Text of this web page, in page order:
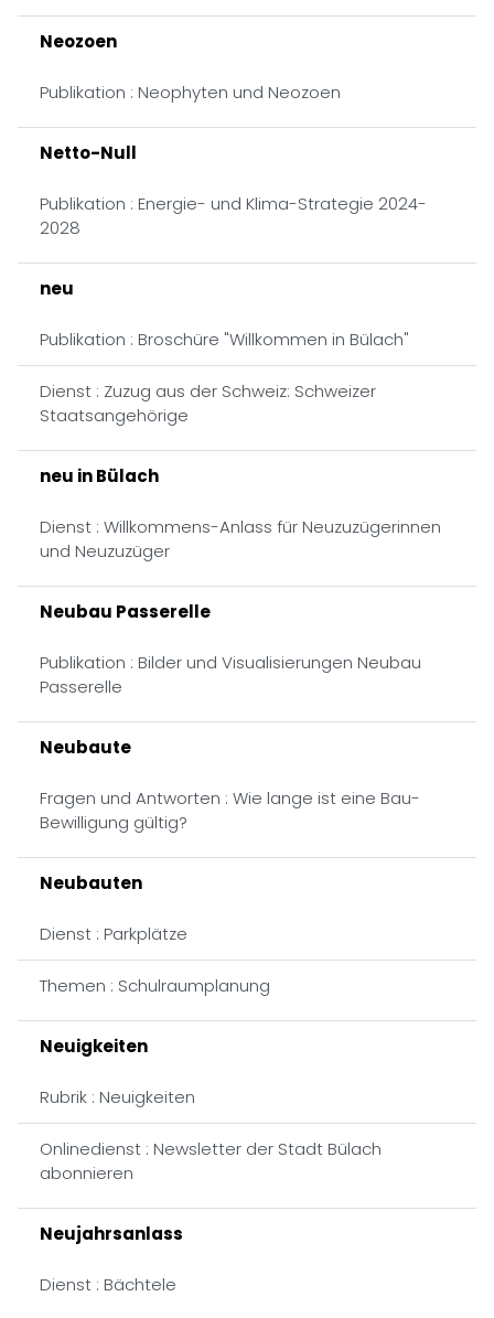
Neozoen
Publikation : Neophyten und Neozoen
Netto-Null
Publikation : Energie- und Klima-Strategie 2024-
2028
neu
Publikation : Broschüre "Willkommen in Bülach"
Dienst : Zuzug aus der Schweiz: Schweizer
Staatsangehörige
neu in Bülach
Dienst : Willkommens-Anlass für Neuzuzügerinnen
und Neuzuzüger
Neubau Passerelle
Publikation : Bilder und Visualisierungen Neubau
Passerelle
Neubaute
Fragen und Antworten : Wie lange ist eine Bau-
Bewilligung gültig?
Neubauten
Dienst : Parkplätze
Themen : Schulraumplanung
Neuigkeiten
Rubrik : Neuigkeiten
Onlinedienst : Newsletter der Stadt Bülach
abonnieren
Neujahrsanlass
Dienst : Bächtele